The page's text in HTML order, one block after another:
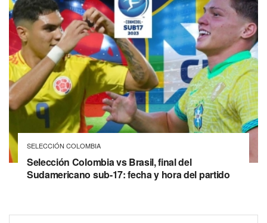
SELECCIÓN COLOMBIA
Selección Colombia vs Brasil, final del
Sudamericano sub-17: fecha y hora del partido